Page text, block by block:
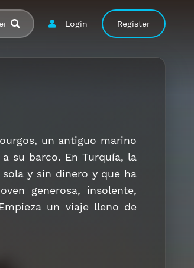
Login Register
un antiguo marino
su barco. En Turquía, la
y sin dinero y que ha
generosa, insolente,
un viaje lleno de